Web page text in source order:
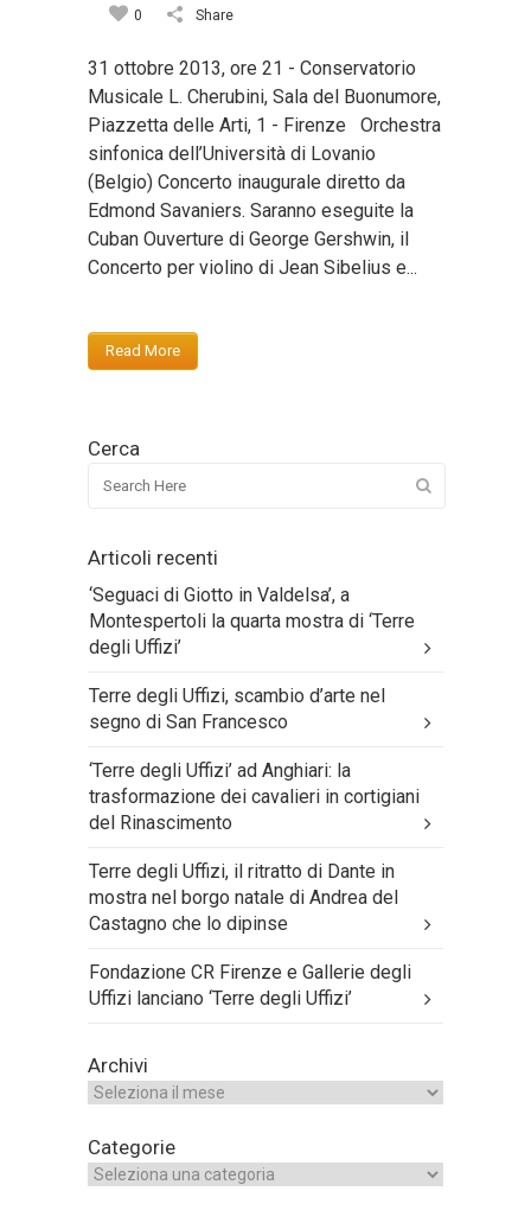
0
Share
31 ottobre 2013, ore 21 - Conservatorio
Musicale L. Cherubini, Sala del Buonumore,
Piazzetta delle Arti, 1 - Firenze Orchestra
sinfonica dell’Università di Lovanio
(Belgio) Concerto inaugurale diretto da
Edmond Savaniers. Saranno eseguite la
Cuban Ouverture di George Gershwin, il
Concerto per violino di Jean Sibelius e...
Read More
Cerca
Articoli recenti
‘Seguaci di Giotto in Valdelsa’, a
Montespertoli la quarta mostra di ‘Terre
degli Uffizi’
Terre degli Uffizi, scambio d’arte nel
segno di San Francesco
‘Terre degli Uffizi’ ad Anghiari: la
trasformazione dei cavalieri in cortigiani
del Rinascimento
Terre degli Uffizi, il ritratto di Dante in
mostra nel borgo natale di Andrea del
Castagno che lo dipinse
Fondazione CR Firenze e Gallerie degli
Uffizi lanciano ‘Terre degli Uffizi’
Archivi
Categorie